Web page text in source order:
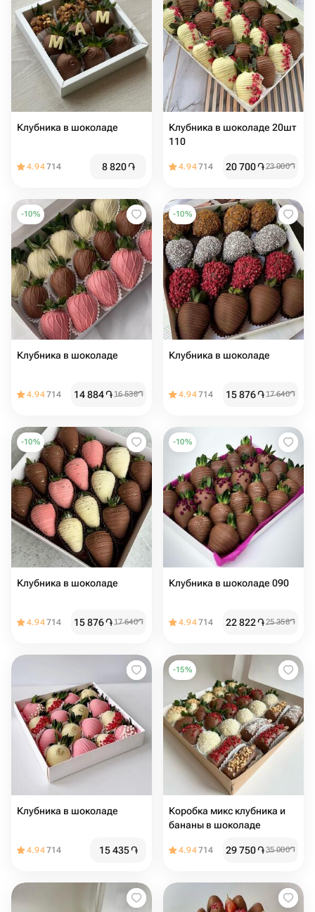
Клубника в шоколаде
4.94714 8 820֏
Клубника в шоколаде 20шт
110
4.94714 20 700֏23 000֏
-10%
Клубника в шоколаде
4.94714 14 884֏16 538֏
-10%
Клубника в шоколаде
4.94714 15 876֏17 640֏
-10%
Клубника в шоколаде
4.94714 15 876֏17 640֏
-10%
Клубника в шоколаде 090
4.94714 22 822֏25 358֏
Клубника в шоколаде
4.94714 15 435֏
-15%
Коробка микс клубника и
бананы в шоколаде
4.94714 29 750֏35 000֏